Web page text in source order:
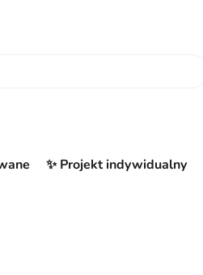
✨ Projekt indywidualny